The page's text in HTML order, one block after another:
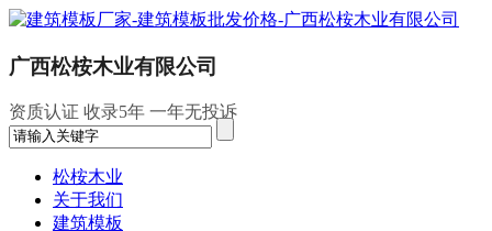
广西松桉木业有限公司
资质认证 收录5年 一年无投诉
松桉木业
关于我们
建筑模板